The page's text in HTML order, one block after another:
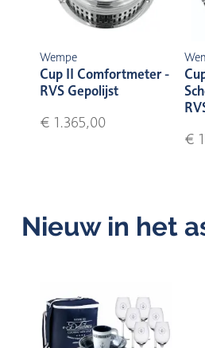
Wempe
Cup II Comfortmeter -
RVS Gepolijst
€ 1.365,00
€
Nieuw in het